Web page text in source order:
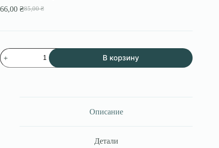
85,00₴
Первоначальная
составляла
66,00 ₴Текущая
66,00 ₴.
Количество
товара
D1NT10
В корзину
Описание
Детали